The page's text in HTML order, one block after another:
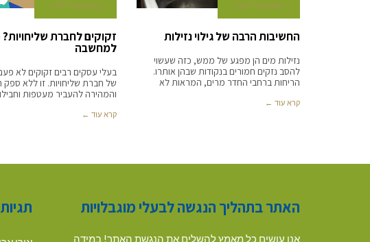
1 באוקטובר 2017
החשיבות הרבה של גילוי נזילות
נזילות מים הן מפגע של ממש, כזה שעשוי
להסב נזקים חמורים בנקודות שבהן אותרו.
הריחות ברחבי החדר מרים, המראות לא
קרא עוד ←
1 באוקטובר 2017
למחשבה
בעלי עסקים רבים זקוקים לא
של חברת שליחויות. זו ללא ספק
והמהירה להעביר מעטפות
קרא עוד ←
האתר בתהליך הנגשה לבעלי מוגבלויות
אנו עושים כל מאמץ להשלים את הנגשת האתר! במידה
תגיות